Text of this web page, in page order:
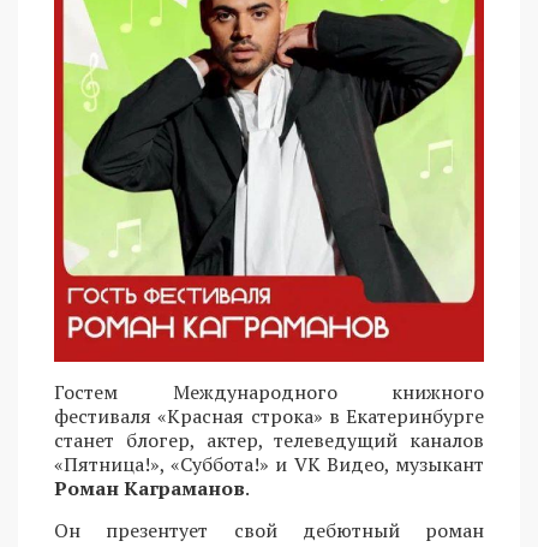
Гостем Международного книжного
фестиваля «Красная строка» в Екатеринбурге
станет блогер, актер, телеведущий каналов
«Пятница!», «Суббота!» и VK Видео, музыкант
Роман Каграманов.
Он презентует свой дебютный роман